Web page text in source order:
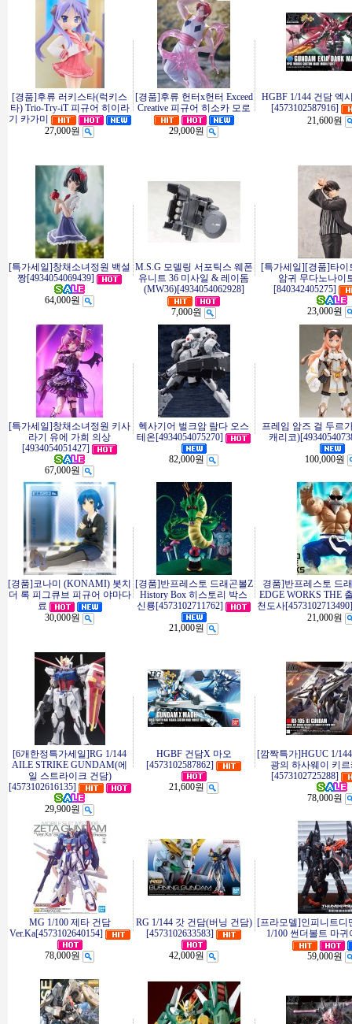
[경품]후류 러키스타(럭키스
타) Trio-Try-iT 피규어 히이라
기 카가미
27,000원
[경품]후류 헌터x헌터 Exceed
Creative 피규어 히소카 모로
29,000원
HGBF 1/144 건담 엑
[4573102587916]
21,600원
[특가세일]창채소녀정원 백설
짱[4934054069439]
64,000원
M.S.G 모델링 서포틱스 웨폰
유니트 36 미사일 & 레이돔
(MW36)[4934054062928]
7,000원
[특가세일][경품]타이
암귀 무다노나이
[840342405275]
23,000원
[특가세일]창채소녀정원 키사
라기 유에 가희 의상
[4934054051427]
67,000원
헥사기어 벌크암 람다 오스
테온[4934054075270]
82,000원
프레임 암즈 걸 두르
캐리코
100,000원
[경품]코나미 (KONAMI) 봇치
더 록 피그큐브 피규어 야마다
료
30,000원
[경품]반프레스토 드래곤볼Z
History Box 히스토리 박스
신룡[4573102711762]
21,000원
경품]반프레스토 드
EDGE WORKS THE
천도사[4573102713490]
21,000원
[6개한정특가세일]RG 1/144
AILE STRIKE GUNDAM(에
일 스트라이크 건담)
[4573102616135]
29,900원
HGBF 건담X 마오
[4573102587862]
21,600원
[깜짝특가]HGUC 1/
광의 하사웨이 키
[4573102725288]
78,000원
MG 1/100 제타 건담
Ver.Ka[4573102640154]
78,000원
RG 1/144 갓 건담(버닝 건담)
[4573102633583]
42,000원
[프라모델]인피니트디
1/100 썬더볼트 마
59,000원